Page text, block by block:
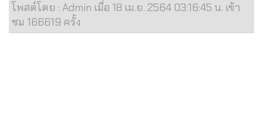
โพสต์โดย : Admin เมื่อ 18 เม.ย. 2564 03:16:45 น. เข้า
ชม 166619 ครั้ง